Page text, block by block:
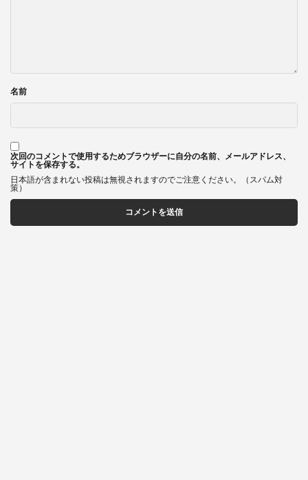
名前
次回のコメントで使用するためブラウザーに自分の名前、メールアドレス、
サイトを保存する。
日本語が含まれない投稿は無視されますのでご注意ください。（スパム対
策）